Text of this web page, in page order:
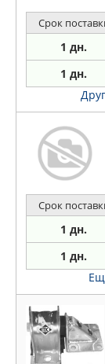
Срок
1 дн.
1 дн.
Срок
1 дн.
1 дн.